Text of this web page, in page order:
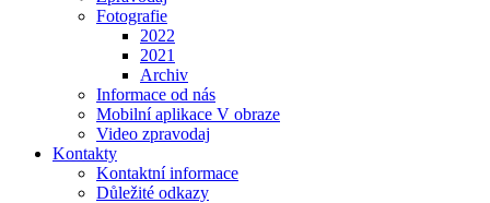
Fotografie
2022
2021
Archiv
Informace od nás
Mobilní aplikace V obraze
Video zpravodaj
Kontakty
Kontaktní informace
Důležité odkazy